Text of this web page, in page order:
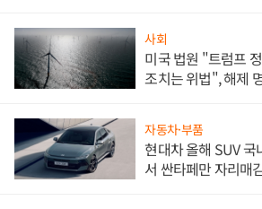
사회
미국 법원 "트럼프
조치는 위법", 해제
자동차·부품
현대차 올해 SUV
서 싼타페만 자리매